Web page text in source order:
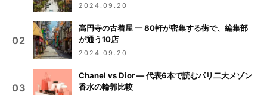
2024.09.20
02
高円寺の古着屋 — 80軒が密集する街で、編集部
が通う10店
2024.09.20
03
Chanel vs Dior — 代表6本で読むパリ二大メゾン
香水の輪郭比較